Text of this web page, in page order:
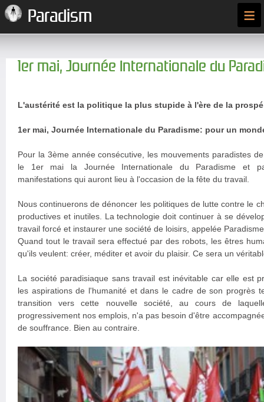
Paradism ≡
1er mai, Journée Internationale du
L'austérité est la politique la plus stupide à l'ère de la
1er mai, Journée Internationale du Paradisme: pour un
Pour la 3ème année consécutive, les mouvements paradistes
le 1er mai la Journée Internationale du Paradisme et
manifestations qui auront lieu à l'occasion de la fête du travail.
Nous continuerons de dénoncer les politiques de lutte contre le
productives et inutiles. La technologie doit continuer à se
travail forcé et instaurer une société de loisirs, appelée
Quand tout le travail sera effectué par des robots, les êtres
qu'ils veulent: créer, méditer et avoir du plaisir. Ce sera un
La société paradisiaque sans travail est inévitable car elle est
les aspirations de l'humanité et dans le cadre de son progrès
transition vers cette nouvelle société, au cours de
progressivement nos emplois, n'a pas besoin d'être
de souffrance. Bien au contraire.